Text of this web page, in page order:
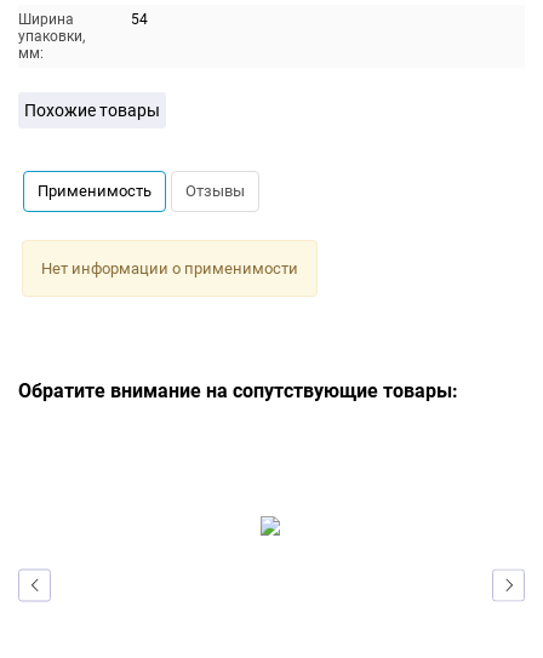
Ширина
упаковки,
мм:
54
Похожие товары
Применимость Отзывы
Нет информации о применимости
Обратите внимание на сопутствующие товары: